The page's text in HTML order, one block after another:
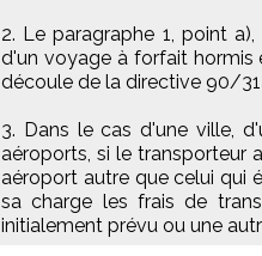
2. Le paragraphe 1, point
d'un voyage à forfait hormis
découle de la directive 90/
3. Dans le cas d'une ville,
aéroports, si le transporteur
aéroport autre que celui qui
sa charge les frais de
initialement prévu ou une